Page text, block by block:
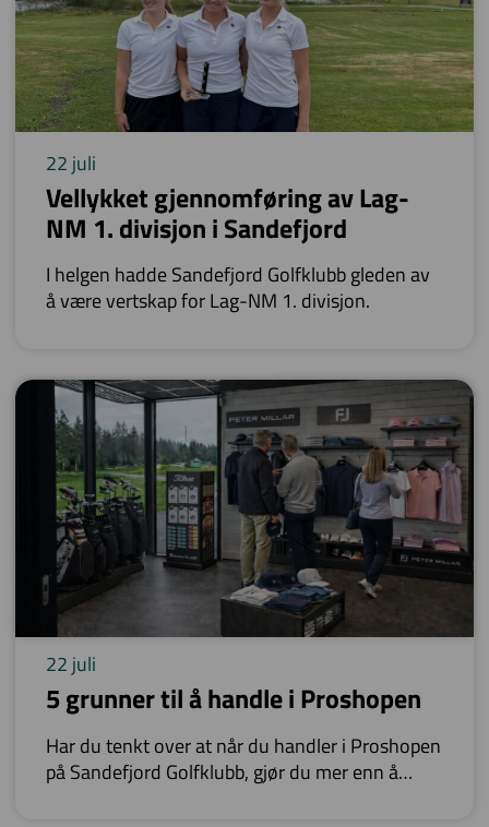
22 juli
Vellykket gjennomføring av Lag-
NM 1. divisjon i Sandefjord
I helgen hadde Sandefjord Golfklubb gleden av
å være vertskap for Lag-NM 1. divisjon.
22 juli
5 grunner til å handle i Proshopen
Har du tenkt over at når du handler i Proshopen
på Sandefjord Golfklubb, gjør du mer enn å